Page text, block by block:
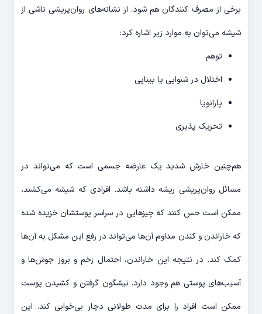
برخی از مصرف کنندگان هم شود. از نشانه‌های روان‌پریشی ناشی از
شیشه می‌توان به موارد زیر اشاره کرد:
توهم
اختلال در شنوایی یا بینایی
پارانویا
تحریک پذیری
هم‌چنین خارش شدید یک عارضه جسمی است که می‌تواند در
مسائل روان‌پریشی ریشه داشته باشد. افرادی که شیشه می‌کشند،
ممکن است حس کنند که چیزهایی در سراسر پوستشان خزیده شده
که خاراندن و کندن مداوم آن‌ها می‌تواند در رفع این مشکل به آن‌ها
کمک کند. در نتیجه این خاراندن، احتمال زخم و بروز جوش‌ها و
آسیب‌های پوستی هم وجود دارد. نیشگون گرفتن و کشیدن پوست
ممکن است افراد را برای مدت طولانی دچار بی‌خوابی کند. این